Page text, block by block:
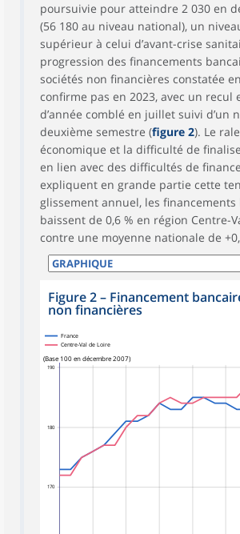
poursuivie pour atteindre 2 030 en
(56 180 au niveau national), un
supérieur à celui d’avant-crise
progression des financements
sociétés non financières constatée
confirme pas en 2023, avec un recul
d’année comblé en juillet suivi d’un
deuxième semestre (figure 2). Le
économique et la difficulté de
en lien avec des difficultés de
expliquent en grande partie cette
glissement annuel, les financements
baissent de 0,6 % en région Centre-
contre une moyenne nationale de
Figure 2– Financement
non financières
170
180
190
(Base 100 en décembre 2007)
France
Centre-Val de Loire